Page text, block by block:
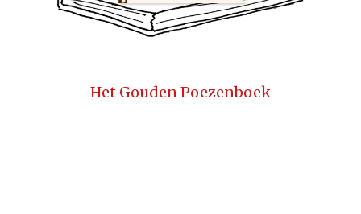
Het Gouden Poezenboek